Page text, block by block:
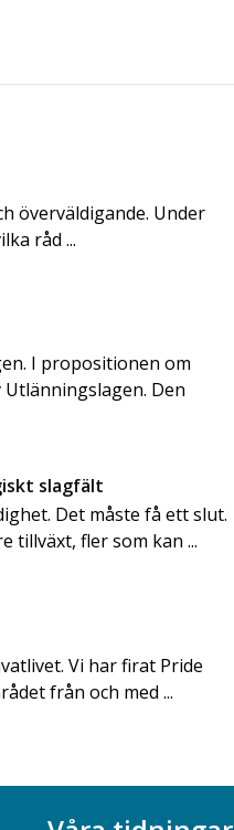
överväldigande. Under
råd ...
I propositionen om
Den
slagfält
Det måste få ett slut.
tillväxt, fler som kan ...
Vi har firat Pride
från och med ...